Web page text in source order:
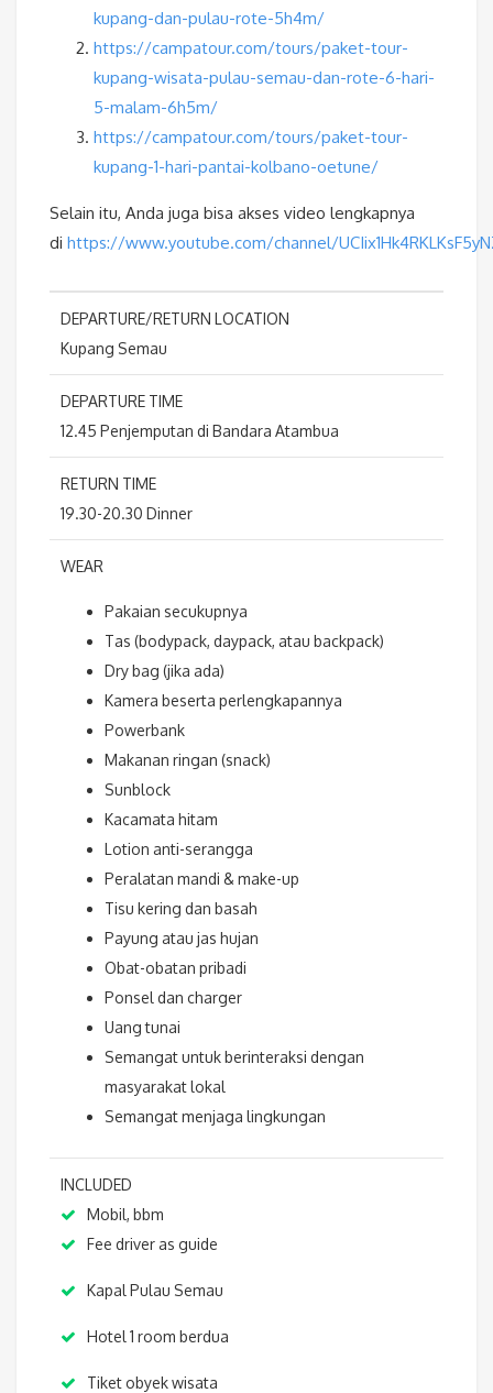
kupang-dan-pulau-rote-5h4m/
https://campatour.com/tours/paket-tour-
kupang-wisata-pulau-semau-dan-rote-6-hari-
5-malam-6h5m/
https://campatour.com/tours/paket-tour-
kupang-1-hari-pantai-kolbano-oetune/
Selain itu, Anda juga bisa akses video lengkapnya
di https://www.youtube.com/channel/
DEPARTURE/RETURN LOCATION
Kupang Semau
DEPARTURE TIME
12.45 Penjemputan di Bandara Atambua
RETURN TIME
19.30-20.30 Dinner
WEAR
Pakaian secukupnya
Tas (bodypack, daypack, atau backpack)
Dry bag (jika ada)
Kamera beserta perlengkapannya
Powerbank
Makanan ringan (snack)
Sunblock
Kacamata hitam
Lotion anti-serangga
Peralatan mandi & make-up
Tisu kering dan basah
Payung atau jas hujan
Obat-obatan pribadi
Ponsel dan charger
Uang tunai
Semangat untuk berinteraksi dengan
masyarakat lokal
Semangat menjaga lingkungan
INCLUDED
Mobil, bbm
Fee driver as guide
Kapal Pulau Semau
Hotel 1 room berdua
Tiket obyek wisata